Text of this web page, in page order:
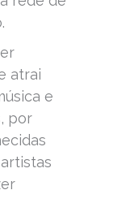
atrai
e
por